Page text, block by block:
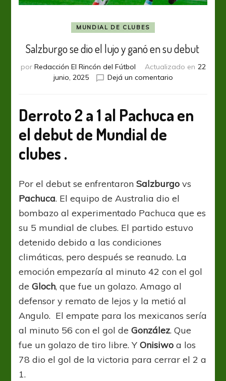
MUNDIAL DE CLUBES
Salzburgo se dio el lujo y ganó en su debut
por Redacción El Rincón del Fútbol Actualizado en 22
junio, 2025
Dejá un comentarioen
el
debut
Derroto 2 a 1 al Pachuca en
el debut de Mundial de
clubes .
Por el debut se enfrentaronSalzburgo vs
Pachuca. El equipo de Australia dio el
bombazo al experimentado Pachuca que es
su 5 mundial de clubes. El partido estuvo
detenido debido a las condiciones
climáticas, pero después se reanudo. La
emoción empezaría al minuto 42 con el gol
deGloch, que fue un golazo. Amago al
defensor y remato de lejos y la metió al
Angulo. El empate para los mexicanos sería
al minuto 56 con el gol deGonzález. Que
fue un golazo de tiro libre. YOnisiwo a los
78 dio el gol de la victoria para cerrar el 2 a
1.